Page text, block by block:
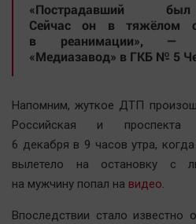
Курилка
Мнения
Технологии
Образование
«Пострадавший был
Сейчас он в тяжёлом
в реанимации», —
«Медиазавод» в ГКБ № 5
Напомним, жуткое ДТП
Российская и
6 декабря в 9 часов утра,
вылетело на остановку с
на мужчину попал на видео.
Впоследствии стало известно